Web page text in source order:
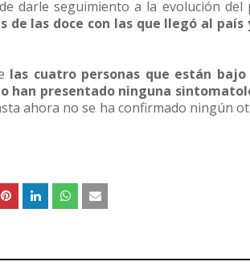
darle seguimiento a la evolución del
las doce con las que llegó al país
las cuatro personas que están
han presentado ninguna
ahora no se ha confirmado ningún